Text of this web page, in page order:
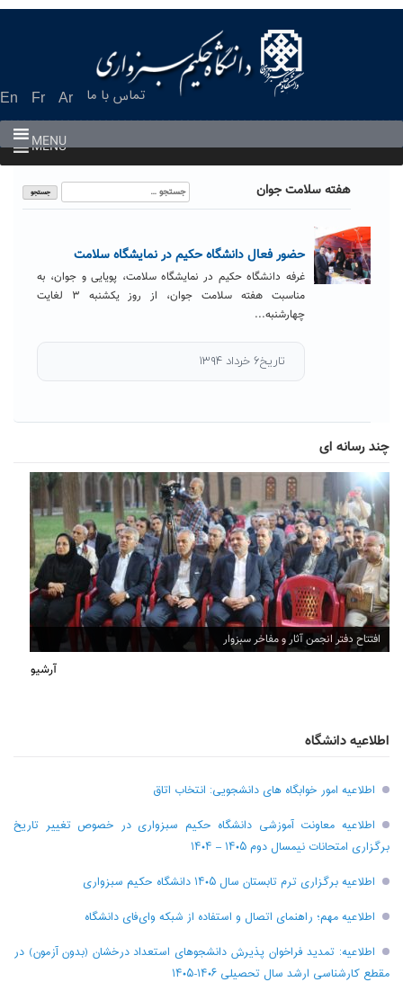
En Fr Ar تماس با ما
MENU
MENU
هفته سلامت جوان
جستجو
برای:
حضور فعال دانشگاه حکیم در نمایشگاه سلامت
غرفه دانشگاه حکیم در نمایشگاه سلامت، پویایی و جوان، به
مناسبت هفته سلامت جوان، از روز یکشنبه ۳ لغایت
چهارشنبه...
تاریخ۶ خرداد ۱۳۹۴
چند رسانه ای
افتتاح دفتر انجمن آثار و مفاخر سبزوار
آرشیو
اطلاعیه دانشگاه
اطلاعیه امور خوابگاه های دانشجویی: انتخاب اتاق
اطلاعیه معاونت آموزشی دانشگاه حکیم سبزواری در خصوص تغییر تاریخ
برگزاری امتحانات نیمسال دوم ۱۴۰۵ – ۱۴۰۴
اطلاعیه برگزاری ترم تابستان سال ۱۴۰۵ دانشگاه حکیم سبزواری
اطلاعیه مهم؛ راهنمای اتصال و استفاده از شبکه وای‌فای دانشگاه
اطلاعیه: تمدید فراخوان پذیرش دانشجو‌های استعداد درخشان (بدون آزمون) در
مقطع کارشناسی ارشد سال تحصیلی ۱۴۰۶-۱۴۰۵